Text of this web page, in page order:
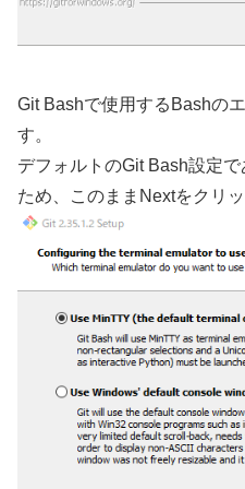
Git Bashで使用するBashの
す。
デフォルトのGit Bash設定
ため、このままNextをクリッ